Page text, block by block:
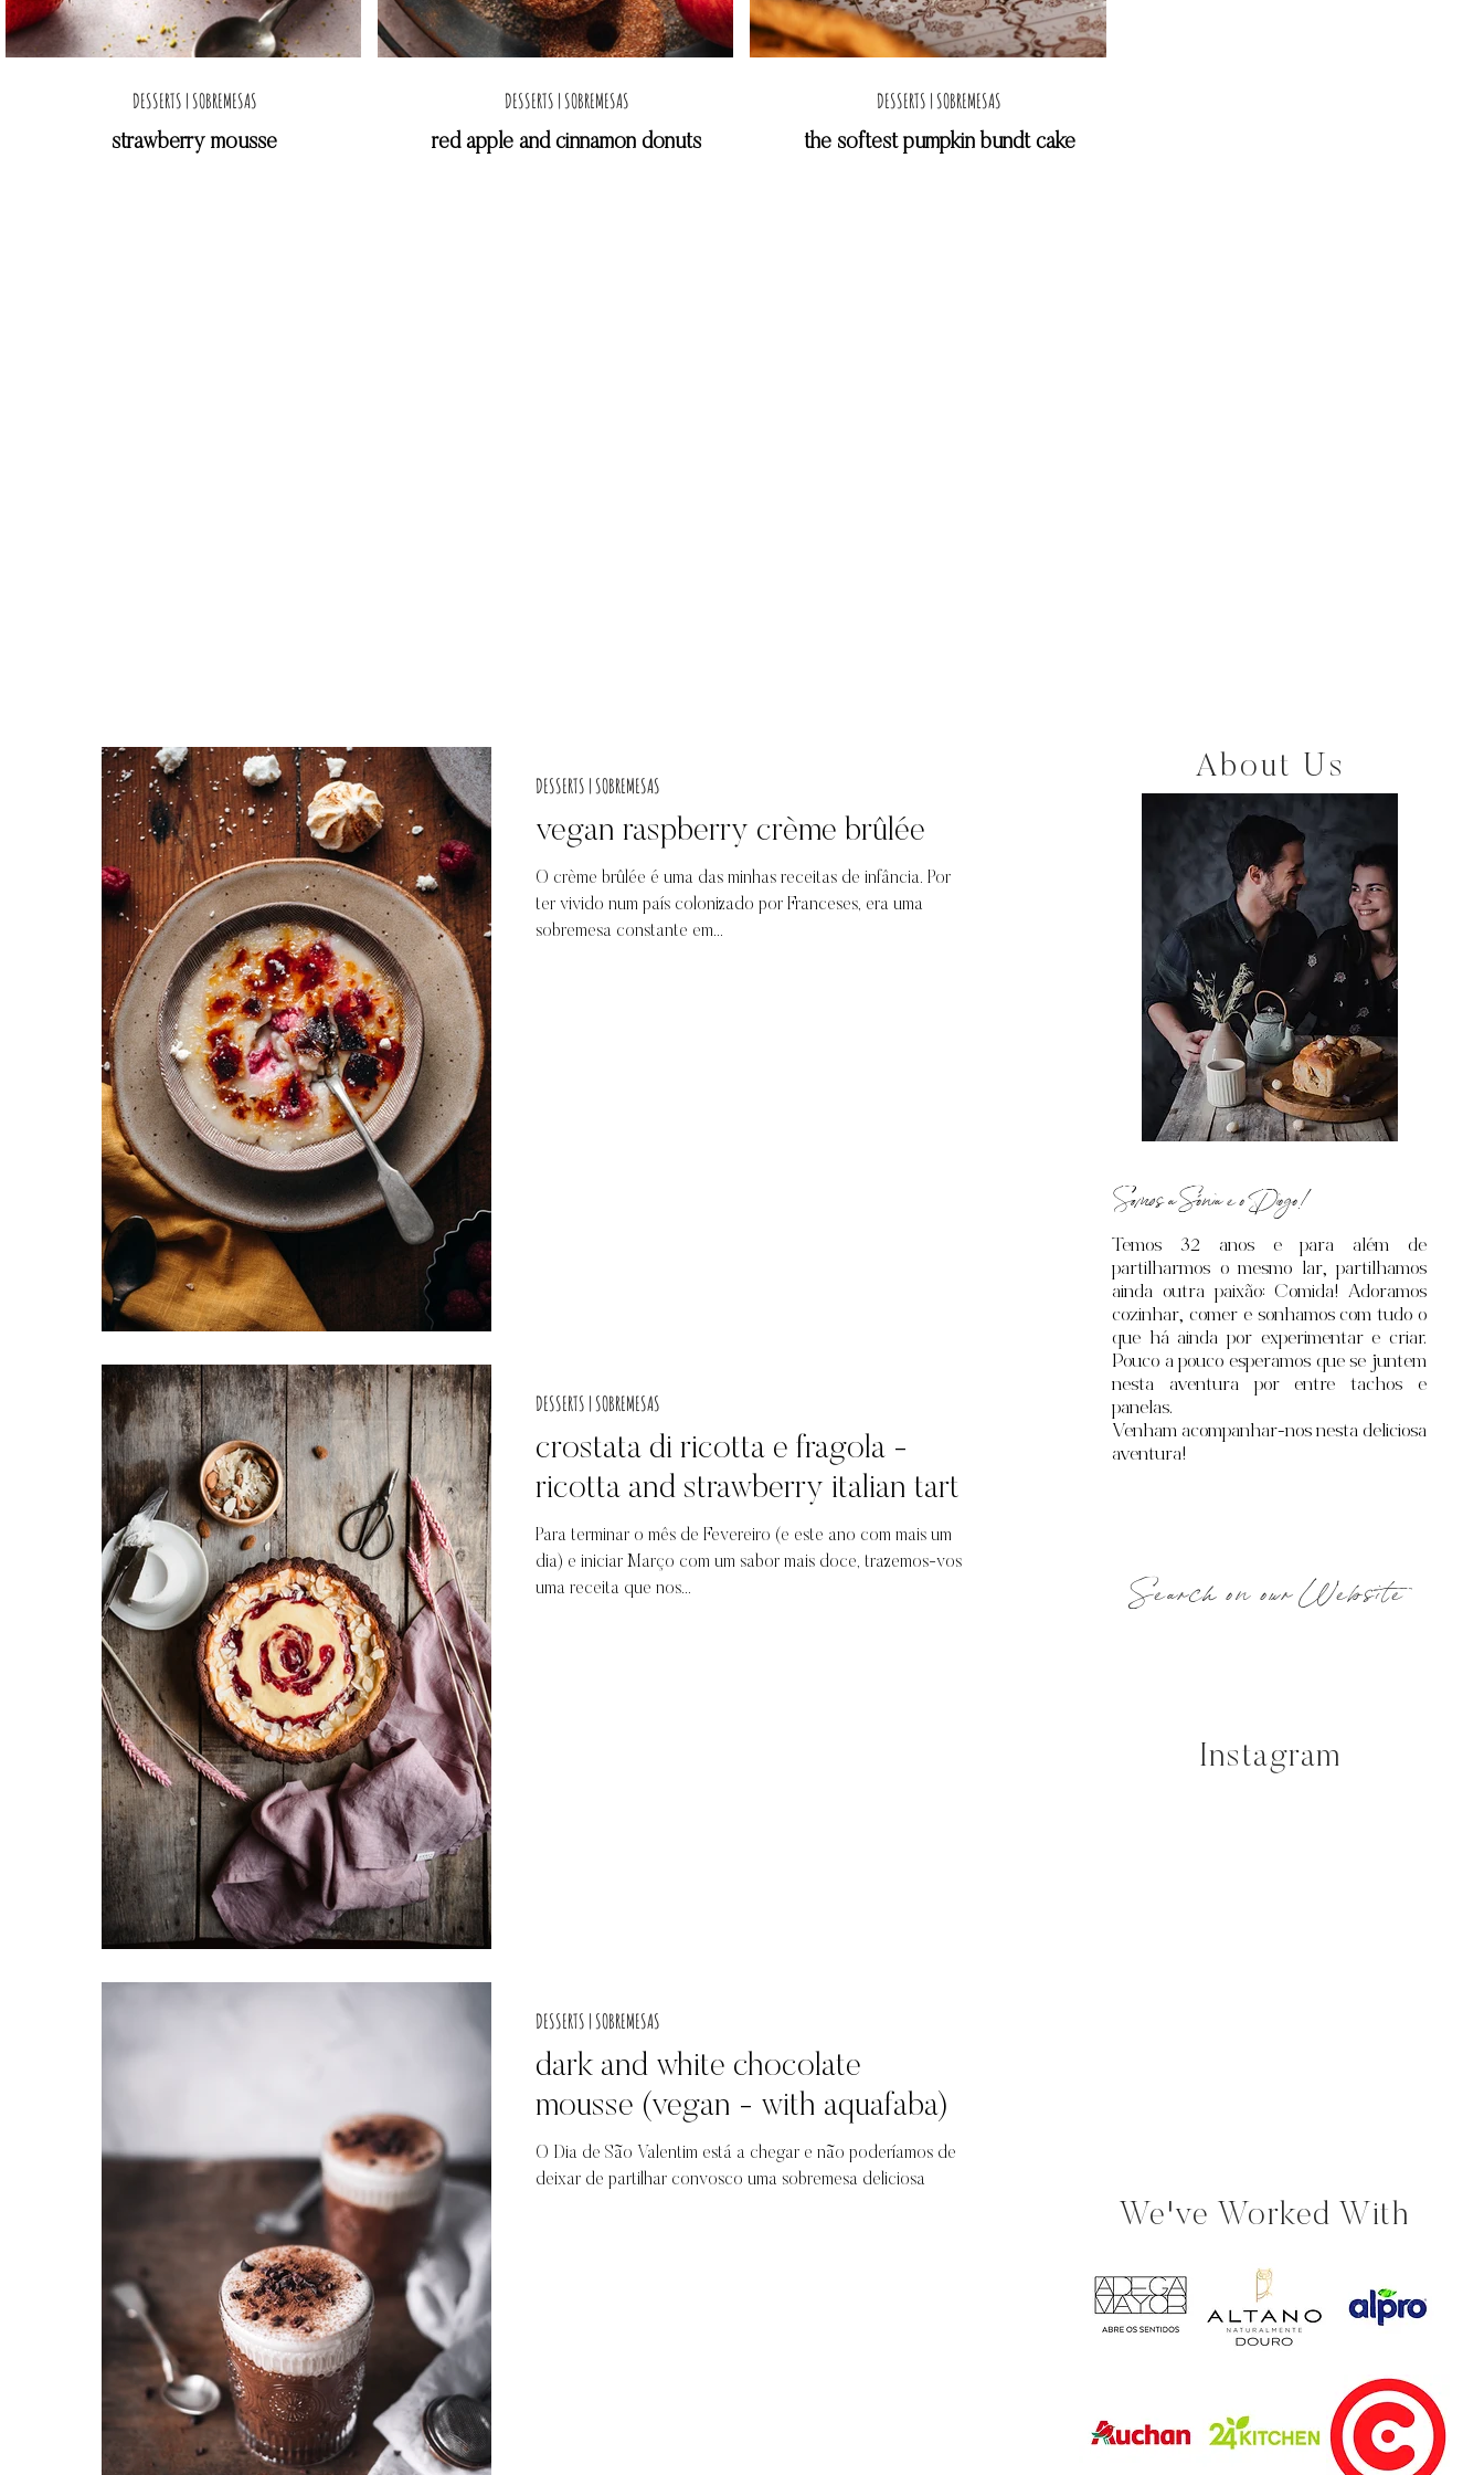
strawberry mousse
DESSERTS | SOBREMESAS
red apple and cinnamon donuts
DESSERTS | SOBREMESAS
the softest pumpkin bundt cake
DESSERTS | SOBREMESAS
vegan raspberry crème brûlée
O crème brûlée é uma das minhas receitas de infância. Por
ter vivido num país colonizado por Franceses, era uma
sobremesa constante em...
DESSERTS | SOBREMESAS
crostata di ricotta e fragola -
ricotta and strawberry italian tart
Para terminar o mês de Fevereiro (e este ano com mais um
dia) e iniciar Março com um sabor mais doce, trazemos-vos
uma receita que nos...
DESSERTS | SOBREMESAS
dark and white chocolate
mousse (vegan - with aquafaba)
O Dia de São Valentim está a chegar e não poderíamos de
deixar de partilhar convosco uma sobremesa deliciosa
DESSERTS | SOBREMESAS
About Us
Somos a Sónia e o Diogo!
Temos 32anos e para além de
partilharmos o mesmo lar, partilhamos
ainda outra paixão: Comida! Adoramos
cozinhar, comer e sonhamos com tudo o
que há ainda por experimentar e criar.
Pouco a pouco esperamos que se juntem
nesta aventura por entre tachos e
panelas.
Venham acompanhar-nos nesta deliciosa
aventura!
Search on our Website
Instagram
We've Worked With